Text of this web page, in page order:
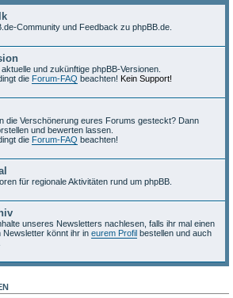
Community und Feedback zu phpBB.de.
und zukünftige phpBB-Versionen.
die Forum-FAQ beachten! Kein Support!
die Verschönerung eures Forums gesteckt? Dann
und bewerten lassen.
die Forum-FAQ beachten!
für regionale Aktivitäten rund um phpBB.
unseres Newsletters nachlesen, falls ihr mal einen
könnt ihr in eurem Profil bestellen und auch